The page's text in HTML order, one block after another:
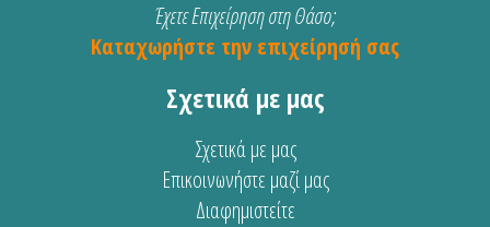
Έχετε Επιχείρηση στη Θάσο;
Καταχωρήστε την επιχείρησή σας
Σχετικά με μας
Σχετικά με μας
Επικοινωνήστε μαζί μας
Διαφημιστείτε